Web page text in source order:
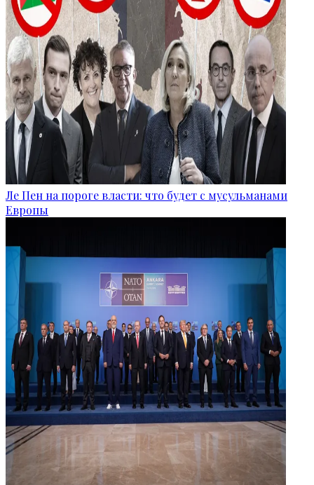
Ле Пен на пороге власти: что будет с мусульманами
Европы